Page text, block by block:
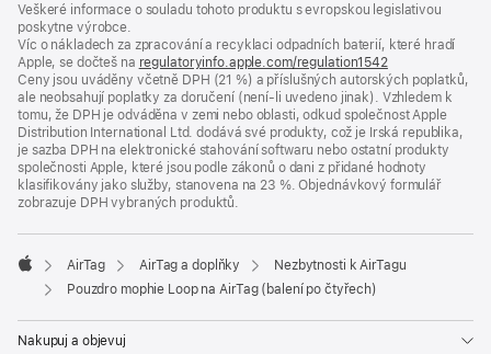
Veškeré informace o souladu tohoto produktu s evropskou legislativou
poskytne výrobce.
Víc o nákladech za zpracování a recyklaci odpadních baterií, které hradí
Apple, se dočteš na regulatoryinfo.apple.com/regulation1542(otevře
se
v novém
okně)
Ceny jsou uváděny včetně DPH (21 %) a příslušných autorských poplatků,
ale neobsahují poplatky za doručení (není-li uvedeno jinak). Vzhledem k
tomu, že DPH je odváděna v zemi nebo oblasti, odkud společnost Apple
Distribution International Ltd. dodává své produkty, což je Irská republika,
je sazba DPH na elektronické stahování softwaru nebo ostatní produkty
společnosti Apple, které jsou podle zákonů o dani z přidané hodnoty
klasifikovány jako služby, stanovena na 23 %. Objednávkový formulář
zobrazuje DPH vybraných produktů.
Apple
AirTag AirTag a doplňky
Nezbytnosti k AirTagu
Pouzdro mophie Loop na AirTag (balení po čtyřech)
Nakupuj a objevuj